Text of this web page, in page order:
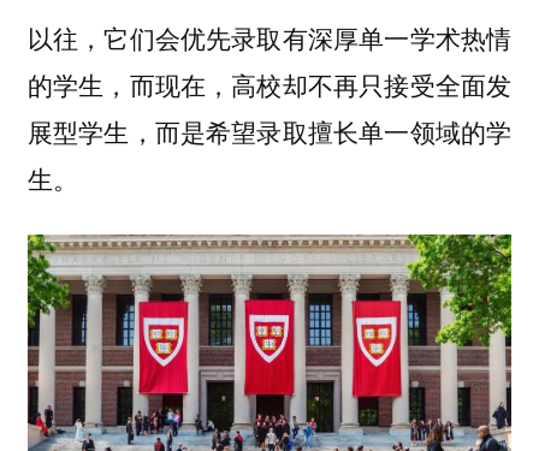
以往，它们会优先录取有深厚单一学术热情
的学生，而现在，高校却不再只接受全面发
展型学生，而是希望录取擅长单一领域的学
生。